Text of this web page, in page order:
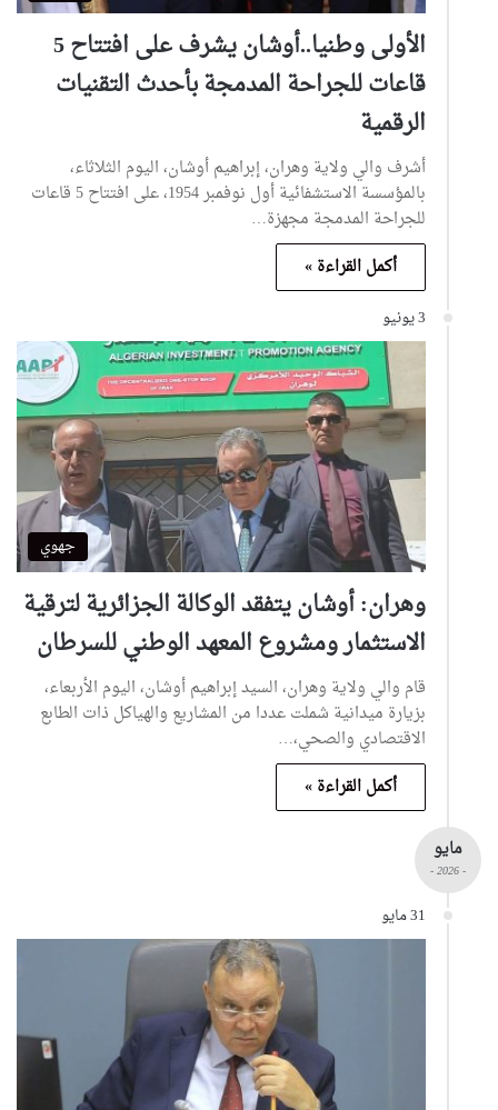
الأولى وطنيا..أوشان يشرف على افتتاح 5
قاعات للجراحة المدمجة بأحدث التقنيات
الرقمية
أشرف والي ولاية وهران، إبراهيم أوشان، اليوم الثلاثاء،
بالمؤسسة الاستشفائية أول نوفمبر 1954، على افتتاح 5 قاعات
للجراحة المدمجة مجهزة…
أكمل القراءة »
3 يونيو
جهوي
وهران: أوشان يتفقد الوكالة الجزائرية لترقية
الاستثمار ومشروع المعهد الوطني للسرطان
قام والي ولاية وهران، السيد إبراهيم أوشان، اليوم الأربعاء،
بزيارة ميدانية شملت عددا من المشاريع والهياكل ذات الطابع
الاقتصادي والصحي،…
أكمل القراءة »
مايو
- 2026 -
31 مايو